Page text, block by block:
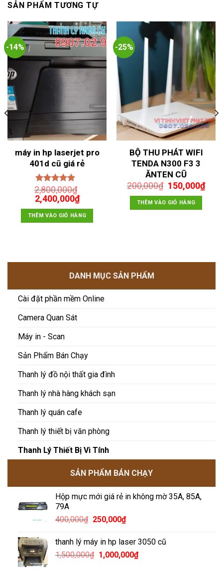
SẢN PHẨM TƯƠNG TỰ
-14%
máy in hp laserjet pro
401d cũ giá rẻ
Được xếp
hạng5.005
sao
2,800,000₫
Giá
gốc
là:
2,800,000₫.
2,400,000₫Giá
hiện
tại
là:
THÊM VÀO GIỎ HÀNG
-25%
BỘ THU PHÁT WIFI
TENDA N300 F3 3
ĂNTEN CŨ
200,000₫ Giá
gốc
là:
200,000₫.
150,000₫Giá
hiện
THÊM VÀO GIỎ HÀNG
DANH MỤC SẢN PHẨM
Cài đặt phần mềm Online
Camera Quan Sát
Máy in - Scan
Sản Phẩm Bán Chạy
Thanh lý đồ nội thất gia đình
Thanh lý nhà hàng khách sạn
Thanh lý quán cafe
Thanh lý thiết bị văn phòng
Thanh Lý Thiết Bị Vi Tính
SẢN PHẨM BÁN CHẠY
Hộp mực mới giá rẻ in không mờ 35A, 85A,
79A
400,000₫ Giá
là:
400,000₫.
250,000₫Giá
tại
là:
250,000₫.
thanh lý máy in hp laser 3050 cũ
1,500,000₫ Giá
1,000,000₫Giá